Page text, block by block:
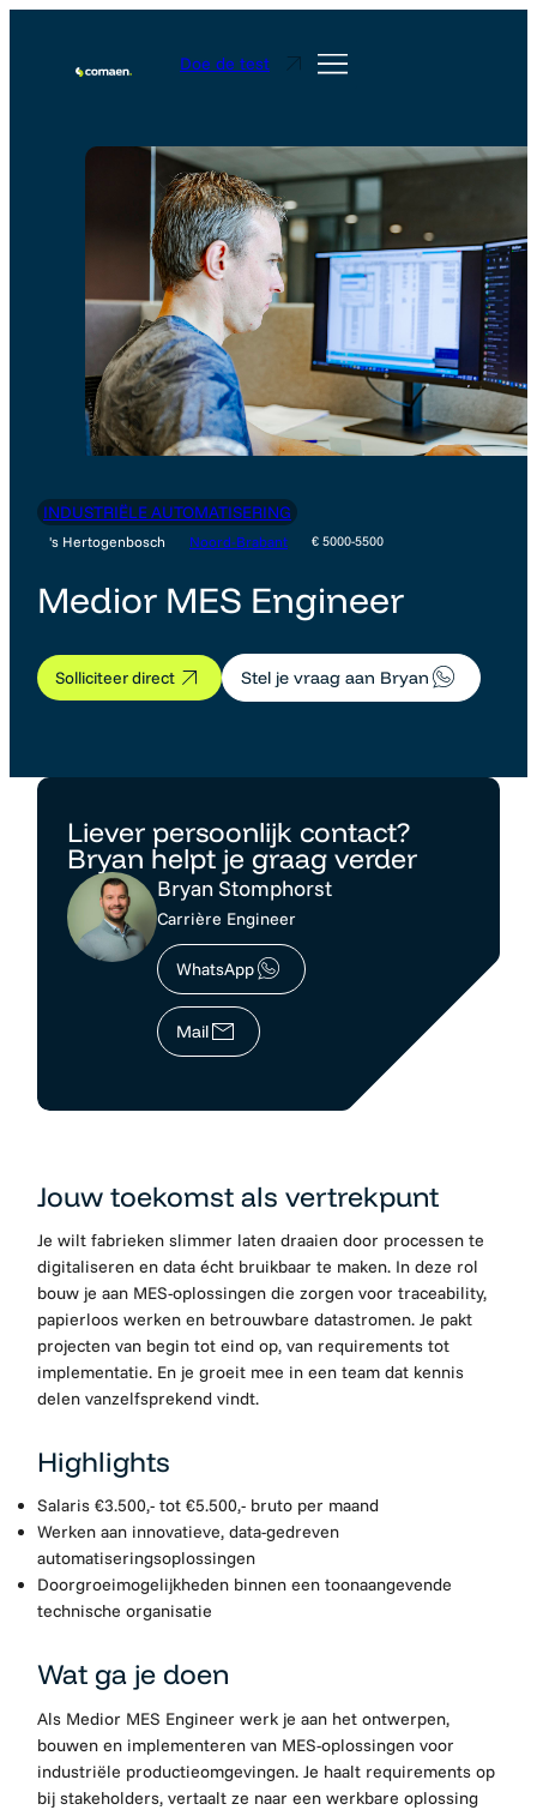
Doe de test
INDUSTRIËLE AUTOMATISERING
's Hertogenbosch Noord-Brabant € 5000-5500
Medior MES Engineer
Solliciteer direct Stel je vraag aan Bryan
Liever persoonlijk contact?
Bryan helpt je graag verder
Bryan Stomphorst
Carrière Engineer
WhatsApp
Mail
Jouw toekomst als vertrekpunt
Je wilt fabrieken slimmer laten draaien door processen te
digitaliseren en data écht bruikbaar te maken. In deze rol
bouw je aan MES-oplossingen die zorgen voor traceability,
papierloos werken en betrouwbare datastromen. Je pakt
projecten van begin tot eind op, van requirements tot
implementatie. En je groeit mee in een team dat kennis
delen vanzelfsprekend vindt.
Highlights
Salaris €3.500,- tot €5.500,- bruto per maand
Werken aan innovatieve, data-gedreven
automatiseringsoplossingen
Doorgroeimogelijkheden binnen een toonaangevende
technische organisatie
Wat ga je doen
Als Medior MES Engineer werk je aan het ontwerpen,
bouwen en implementeren van MES-oplossingen voor
industriële productieomgevingen. Je haalt requirements op
bij stakeholders, vertaalt ze naar een werkbare oplossing